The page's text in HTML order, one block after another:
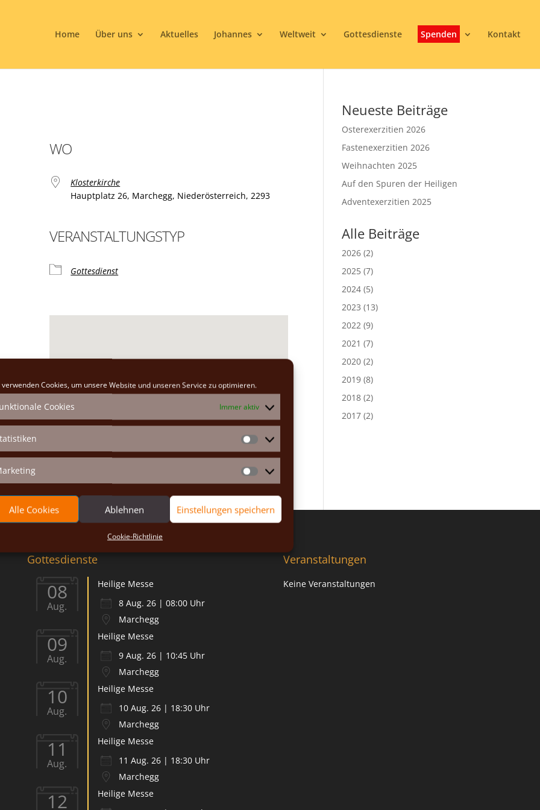
verwenden Cookies, um unsere Website und unseren Service zu optimieren.
Cookies Immer aktiv
Statistiken
Marketing
Alle Cookies Ablehnen Einstellungen speichern
Cookie-Richtlinie
Home Über uns Aktuelles Johannes Weltweit Gottesdienste Spenden Kontakt
WO
Klosterkirche
Hauptplatz 26, Marchegg, Niederösterreich, 2293
VERANSTALTUNGSTYP
Gottesdienst
Hauptplatz 26 - Marchegg
Neueste Beiträge
Osterexerzitien 2026
Fastenexerzitien 2026
Weihnachten 2025
Auf den Spuren der Heiligen
Adventexerzitien 2025
Alle Beiträge
2026 (2)
2025 (7)
2024 (5)
2023 (13)
2022 (9)
2021 (7)
2020 (2)
2019 (8)
2018 (2)
2017 (2)
Gottesdienste
08
Aug.
Heilige Messe
8 Aug. 26 | 08:00 Uhr
Marchegg
09
Aug.
Heilige Messe
9 Aug. 26 | 10:45 Uhr
Marchegg
10
Aug.
Heilige Messe
10 Aug. 26 | 18:30 Uhr
Marchegg
11
Aug.
Heilige Messe
11 Aug. 26 | 18:30 Uhr
Marchegg
12
Heilige Messe
Veranstaltungen
Keine Veranstaltungen